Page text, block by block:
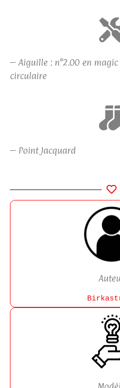
– Aiguille : n°2.00 en
circulaire
– Point Jacquard